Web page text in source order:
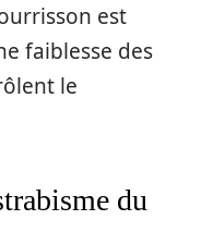
est
faiblesse des
le
du